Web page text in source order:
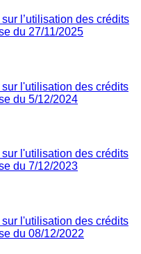
l’utilisation des crédits
du 27/11/2025
l'utilisation des crédits
du 5/12/2024
l'utilisation des crédits
du 7/12/2023
l'utilisation des crédits
du 08/12/2022